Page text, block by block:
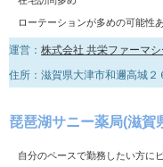
ローテーションが多めの可能性
運営： 株式会社 共栄ファーマシ
住所：滋賀県大津市和邇高城２
琵琶湖サニー薬局(滋賀
自分のペースで勤務したい方に